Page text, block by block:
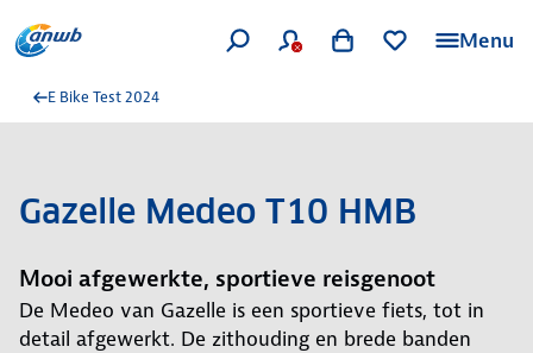
Menu
E Bike Test 2024
Gazelle Medeo T10 HMB
Mooi afgewerkte, sportieve reisgenoot
De Medeo van Gazelle is een sportieve fiets, tot in
detail afgewerkt. De zithouding en brede banden